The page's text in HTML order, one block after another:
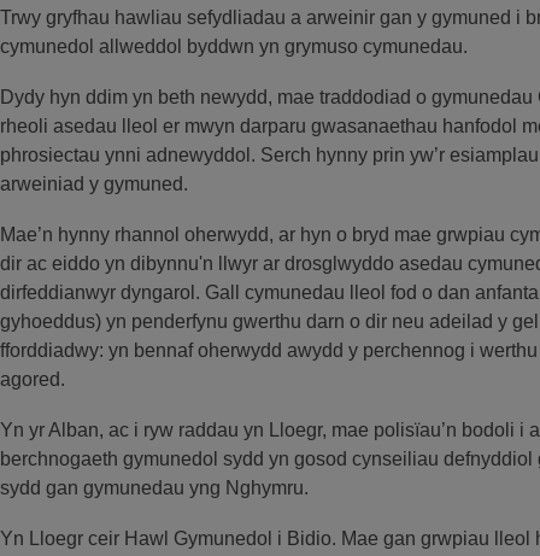
Trwy gryfhau hawliau sefydliadau a arweinir gan y gymuned i
cymunedol allweddol byddwn yn grymuso cymunedau.
Dydy hyn ddim yn beth newydd, mae traddodiad o
rheoli asedau lleol er mwyn darparu gwasanaethau hanfodol
phrosiectau ynni adnewyddol. Serch hynny prin yw’r
arweiniad y gymuned.
Mae’n hynny rhannol oherwydd, ar hyn o bryd mae grwpiau
dir ac eiddo yn dibynnu'n llwyr ar drosglwyddo asedau
dirfeddianwyr dyngarol. Gall cymunedau lleol fod o dan
gyhoeddus) yn penderfynu gwerthu darn o dir neu adeilad y
fforddiadwy: yn bennaf oherwydd awydd y perchennog i
agored.
Yn yr Alban, ac i ryw raddau yn Lloegr, mae polisïau’n bodoli i
berchnogaeth gymunedol sydd yn gosod cynseiliau defnyddiol
sydd gan gymunedau yng Nghymru.
Yn Lloegr ceir Hawl Gymunedol i Bidio. Mae gan grwpiau